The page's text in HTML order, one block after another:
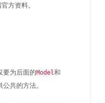
方资料。
要为后面的Model和
共的方法。